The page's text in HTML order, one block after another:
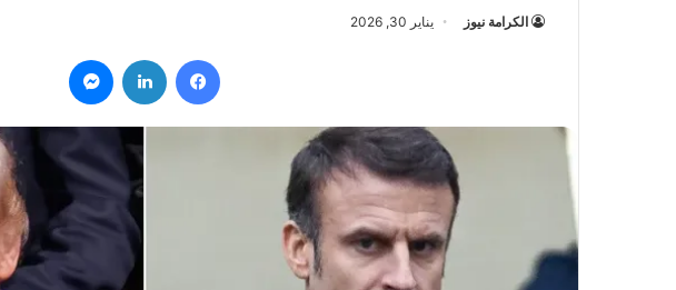
الكرامة نيوز يناير 30, 2026
فيسبوك لينكدإن